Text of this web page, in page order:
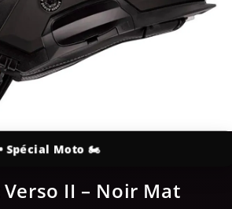
Verso II – Noir Mat